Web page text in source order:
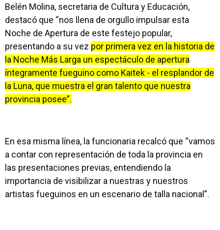
Belén Molina, secretaria de Cultura y Educación,
destacó que “nos llena de orgullo impulsar esta
Noche de Apertura de este festejo popular,
presentando a su vez por primera vez en la historia de
la Noche Más Larga un espectáculo de apertura
íntegramente fueguino como Kaitek - el resplandor de
la Luna, que muestra el gran talento que nuestra
provincia posee”.
En esa misma línea, la funcionaria recalcó que “vamos
a contar con representación de toda la provincia en
las presentaciones previas, entendiendo la
importancia de visibilizar a nuestras y nuestros
artistas fueguinos en un escenario de talla nacional”.